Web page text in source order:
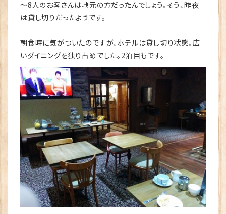
～8人のお客さんは地元の方だったんでしょう。そう、昨夜
は貸し切りだったようです。
朝食時に気がついたのですが、ホテルは貸し切り状態。広
いダイニングを独り占めでした。2泊目もです。